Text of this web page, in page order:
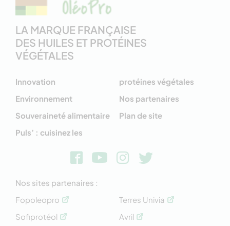
LA MARQUE FRANÇAISE
DES HUILES ET PROTÉINES
VÉGÉTALES
Innovation
Environnement
Souveraineté alimentaire
Puls’ : cuisinez les
protéines végétales
Nos partenaires
Plan de site
Nos sites partenaires :
Fopoleopro
Sofiprotéol
Terres Univia
Avril